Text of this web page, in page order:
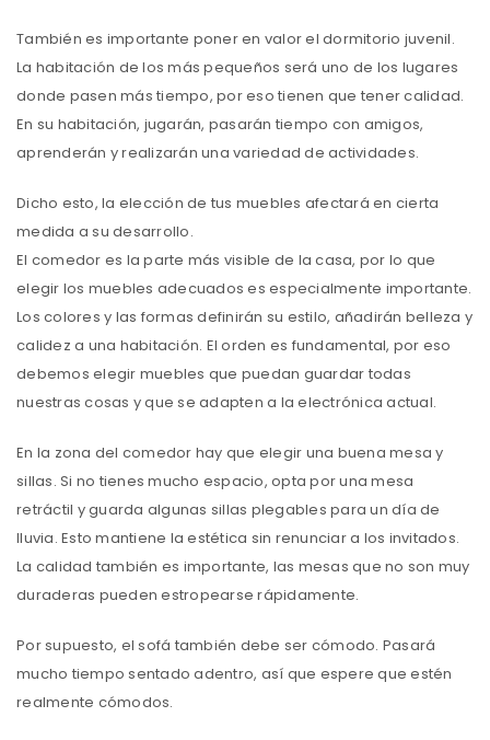
También es importante poner en valor el dormitorio juvenil.
La habitación de los más pequeños será uno de los lugares
donde pasen más tiempo, por eso tienen que tener calidad.
En su habitación, jugarán, pasarán tiempo con amigos,
aprenderán y realizarán una variedad de actividades.
Dicho esto, la elección de tus muebles afectará en cierta
medida a su desarrollo.
El comedor es la parte más visible de la casa, por lo que
elegir los muebles adecuados es especialmente importante.
Los colores y las formas definirán su estilo, añadirán belleza y
calidez a una habitación. El orden es fundamental, por eso
debemos elegir muebles que puedan guardar todas
nuestras cosas y que se adapten a la electrónica actual.
En la zona del comedor hay que elegir una buena mesa y
sillas. Si no tienes mucho espacio, opta por una mesa
retráctil y guarda algunas sillas plegables para un día de
lluvia. Esto mantiene la estética sin renunciar a los invitados.
La calidad también es importante, las mesas que no son muy
duraderas pueden estropearse rápidamente.
Por supuesto, el sofá también debe ser cómodo. Pasará
mucho tiempo sentado adentro, así que espere que estén
realmente cómodos.